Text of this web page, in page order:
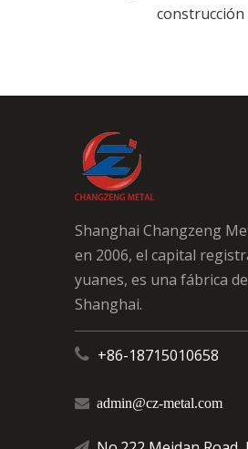
Shanghai Changzeng
en 2006, el capital
yuanes, es una fábrica
Shanghai.
 +86-18715010658
 admin@cz-metal.com